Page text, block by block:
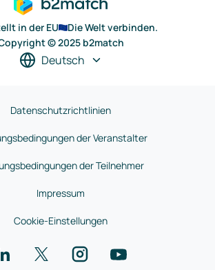
in der EU
Die Welt verbinden.
© 2025 b2match
Deutsch
Datenschutzrichtlinien
der Veranstalter
der Teilnehmer
Impressum
Cookie-Einstellungen